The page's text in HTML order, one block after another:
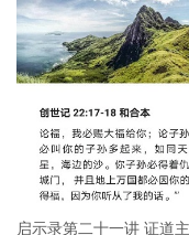
启示录第二十一讲 证道